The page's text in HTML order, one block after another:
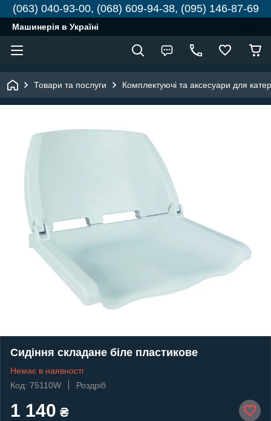
(063) 040-93-00, (068) 609-94-38, (095) 146-87-69
Машинерія в Україні
Товари та послуги Комплектуючі та аксесуари для
Сидіння складане біле пластикове
Немає в наявності
Код: 75110W
Роздріб
1 140 ₴